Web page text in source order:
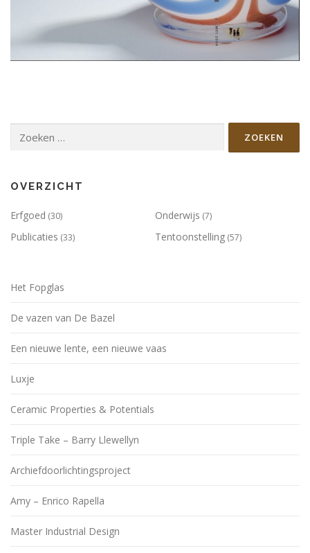
naar:
OVERZICHT
Erfgoed (30) Onderwijs (7)
Publicaties (33) Tentoonstelling (57)
Het Fopglas
De vazen van De Bazel
Een nieuwe lente, een nieuwe vaas
Luxje
Ceramic Properties & Potentials
Triple Take – Barry Llewellyn
Archiefdoorlichtingsproject
Amy – Enrico Rapella
Master Industrial Design